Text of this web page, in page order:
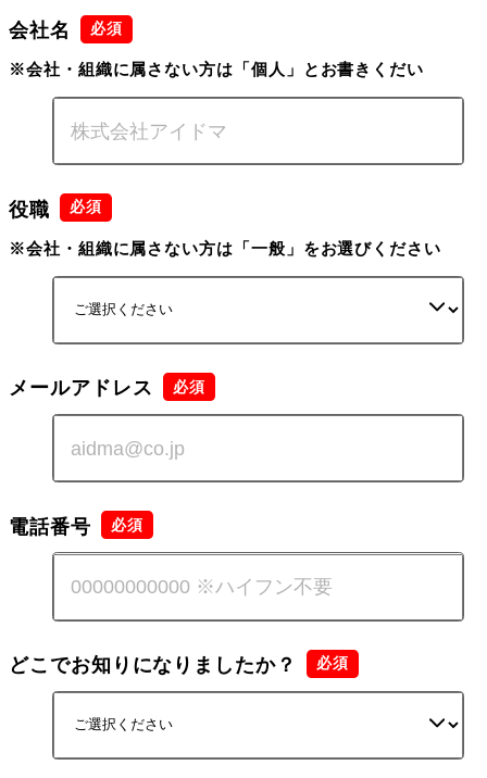
会社名
※会社・組織に属さない方は「個人」とお書きくだい
役職
※会社・組織に属さない方は「一般」をお選びください
メールアドレス
電話番号
どこでお知りになりましたか？